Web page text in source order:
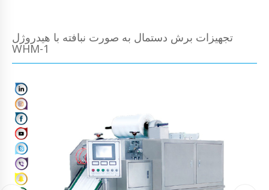
تجهیزات برش دستمال به صورت نبافته با هیدروژل
WHM-1